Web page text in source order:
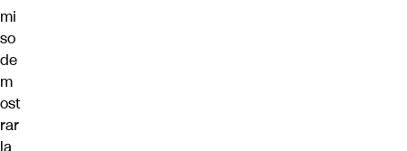
mi
so
de
m
ost
rar